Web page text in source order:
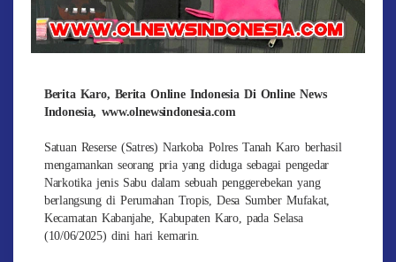
Berita Karo, Berita Online Indonesia Di Online News
Indonesia, www.olnewsindonesia.com
Satuan Reserse (Satres) Narkoba Polres Tanah Karo berhasil
mengamankan seorang pria yang diduga sebagai pengedar
Narkotika jenis Sabu dalam sebuah penggerebekan yang
berlangsung di Perumahan Tropis, Desa Sumber Mufakat,
Kecamatan Kabanjahe, Kabupaten Karo, pada Selasa
(10/06/2025) dini hari kemarin.